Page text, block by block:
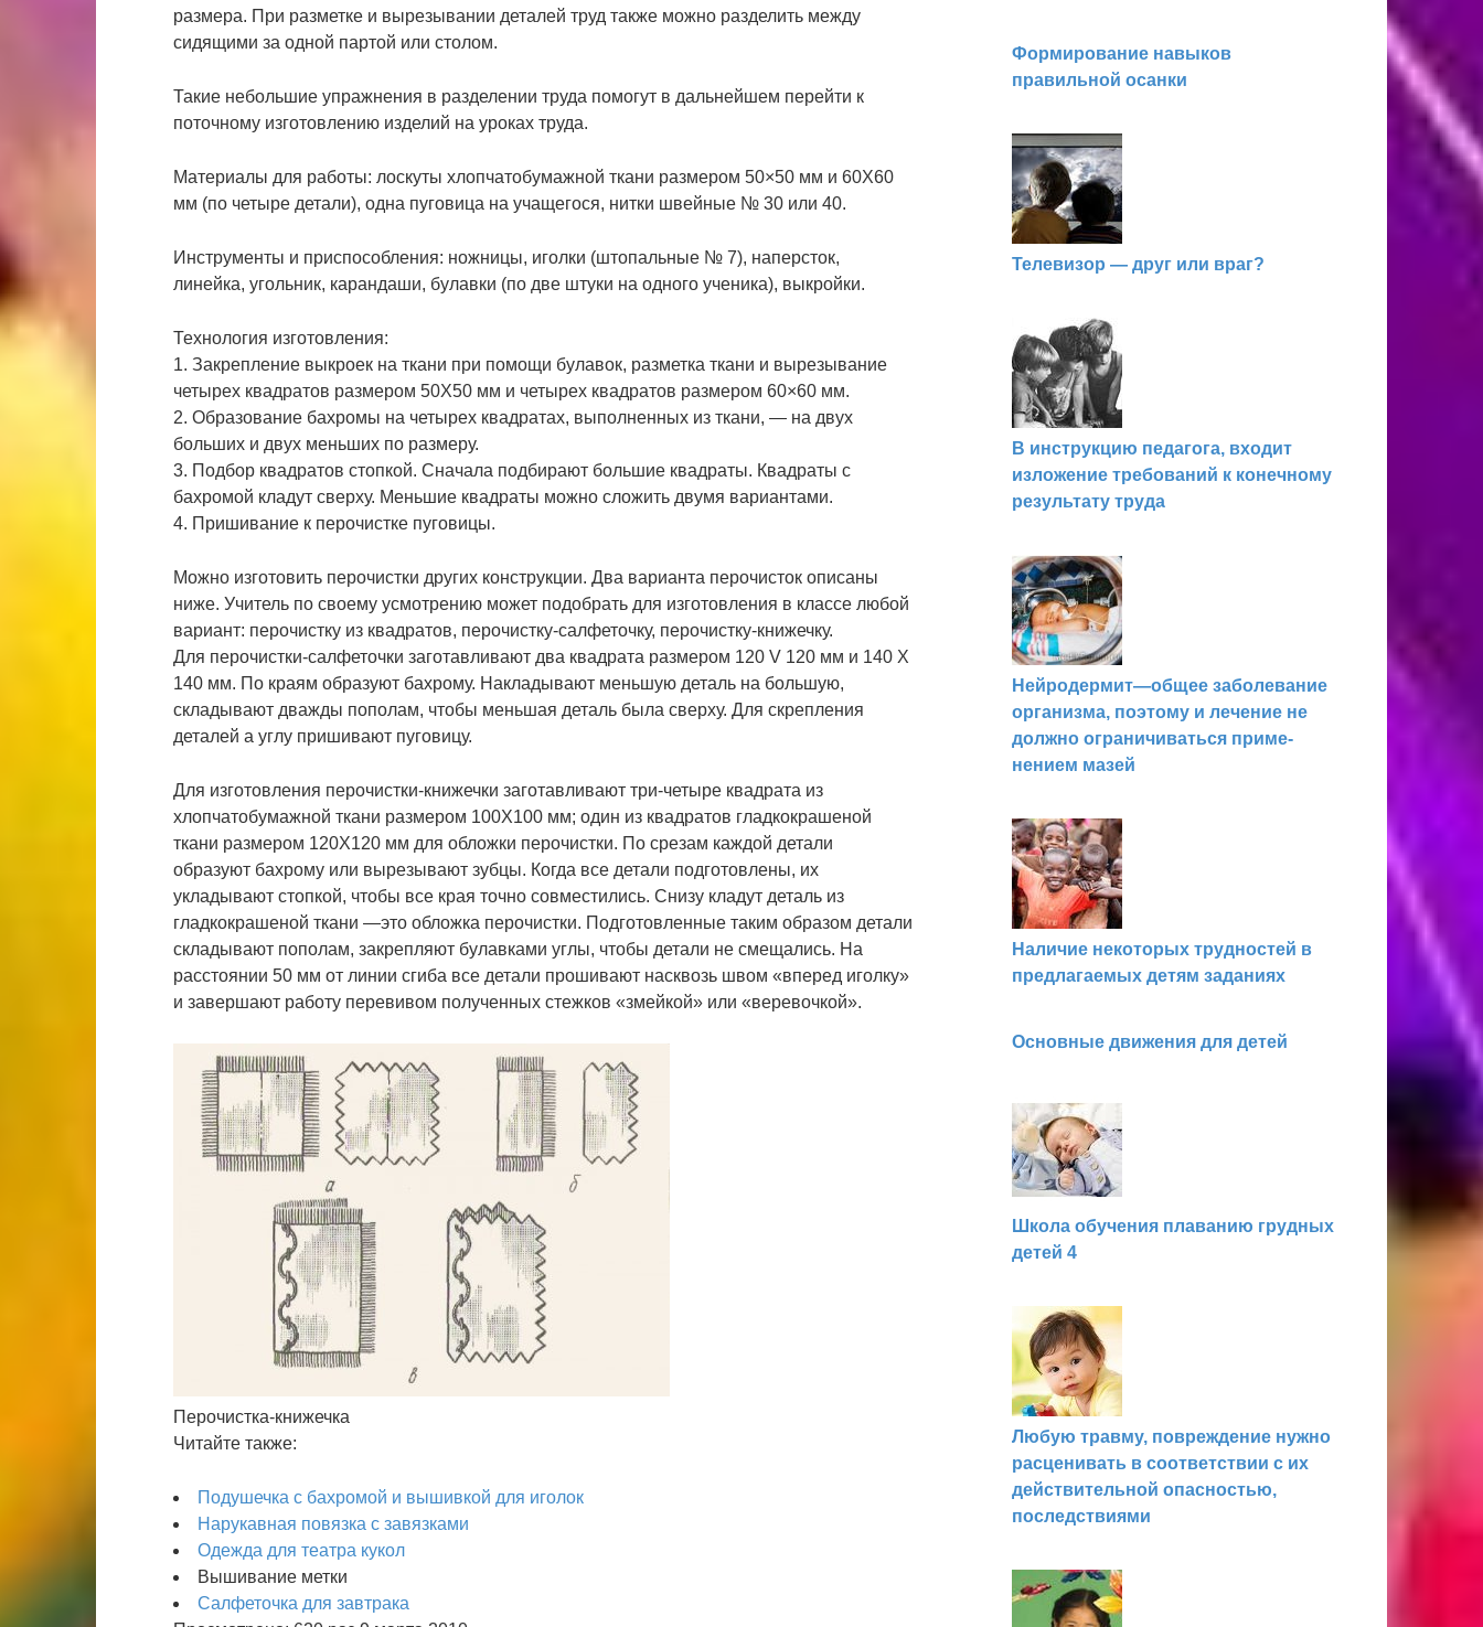
размера. При разметке и вырезывании деталей труд также можно разделить между
сидящими за одной партой или столом.
Такие небольшие упражнения в разделении труда помогут в дальнейшем перейти к
поточному изготовлению изделий на уроках труда.
Материалы для работы: лоскуты хлопчатобумажной ткани размером 50×50 мм и 60X60
мм (по четыре детали), одна пуговица на учащегося, нитки швейные № 30 или 40.
Инструменты и приспособления: ножницы, иголки (штопальные № 7), наперсток,
линейка, угольник, карандаши, булавки (по две штуки на одного ученика), выкройки.
Технология изготовления:
1. Закрепление выкроек на ткани при помощи булавок, разметка ткани и вырезывание
четырех квадратов размером 50Х50 мм и четырех квадратов размером 60×60 мм.
2. Образование бахромы на четырех квадратах, выполненных из ткани, — на двух
больших и двух меньших по размеру.
3. Подбор квадратов стопкой. Сначала подбирают большие квадраты. Квадраты с
бахромой кладут сверху. Меньшие квадраты можно сложить двумя вариантами.
4. Пришивание к перочистке пуговицы.
Можно изготовить перочистки других конструкции. Два варианта перочисток описаны
ниже. Учитель по своему усмотрению может подобрать для изготовления в классе любой
вариант: перочистку из квадратов, перочистку-салфеточку, перочистку-книжечку.
Для перочистки-салфеточки заготавливают два квадрата размером 120 V 120 мм и 140 X
140 мм. По краям образуют бахрому. Накладывают меньшую деталь на большую,
складывают дважды пополам, чтобы меньшая деталь была сверху. Для скрепления
деталей а углу пришивают пуговицу.
Для изготовления перочистки-книжечки заготавливают три-четыре квадрата из
хлопчатобумажной ткани размером 100X100 мм; один из квадратов гладкокрашеной
ткани размером 120X120 мм для обложки перочистки. По срезам каждой детали
образуют бахрому или вырезывают зубцы. Когда все детали подготовлены, их
укладывают стопкой, чтобы все края точно совместились. Снизу кладут деталь из
гладкокрашеной ткани —это обложка перочистки. Подготовленные таким образом детали
складывают пополам, закрепляют булавками углы, чтобы детали не смещались. На
расстоянии 50 мм от линии сгиба все детали прошивают насквозь швом «вперед иголку»
и завершают работу перевивом полученных стежков «змейкой» или «веревочкой».
Перочистка-книжечка
Читайте также:
Подушечка с бахромой и вышивкой для иголок
Нарукавная повязка с завязками
Одежда для театра кукол
Вышивание метки
Салфеточка для завтрака
Формирование навыков
правильной осанки
Телевизор — друг или враг?
В инструкцию педагога, входит
изложение требований к конечному
результату труда
Нейродермит—общее заболевание
организма, по­этому и лечение не
должно ограничиваться приме­
нением мазей
Наличие некоторых трудностей в
предлагаемых детям заданиях
Основные движения для детей
Школа обучения плаванию грудных
детей 4
Любую травму, повреждение нужно
расценивать в соответствии с их
действительной опасностью,
последствиями